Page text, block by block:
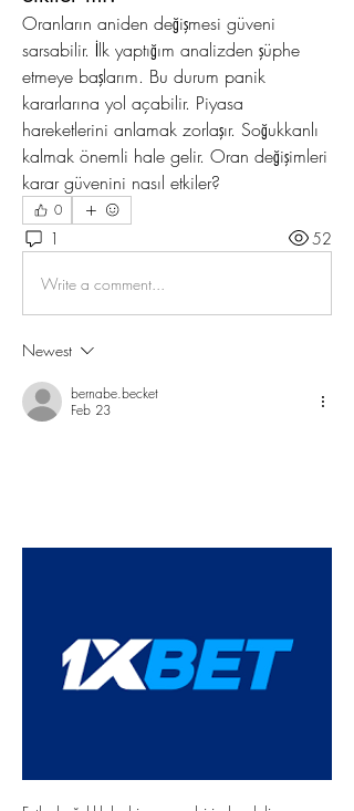
Oranların aniden değişmesi güveni
sarsabilir. İlk yaptığım analizden şüphe
etmeye başlarım. Bu durum panik
kararlarına yol açabilir. Piyasa
hareketlerini anlamak zorlaşır. Soğukkanlı
kalmak önemli hale gelir. Oran değişimleri
karar güvenini nasıl etkiler?
0
1 52
Write a comment...
Newest
bernabe.becket
Feb 23